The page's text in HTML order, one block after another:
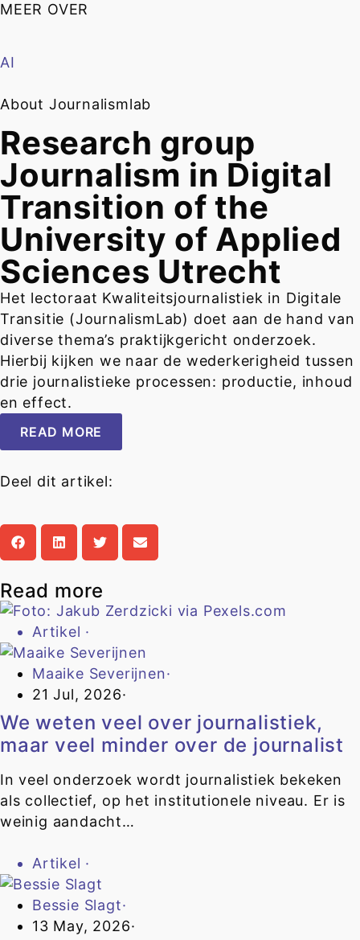
MEER OVER
AI
About Journalismlab
Research group
Journalism in Digital
Transition of the
University of Applied
Sciences Utrecht
Het lectoraat Kwaliteitsjournalistiek in Digitale
Transitie (JournalismLab) doet aan de hand van
diverse thema’s praktijkgericht onderzoek.
Hierbij kijken we naar de wederkerigheid tussen
drie journalistieke processen: productie, inhoud
en effect.
READ MORE
Deel dit artikel:
Read more
Artikel ·
Maaike Severijnen·
21 Jul, 2026·
We weten veel over journalistiek,
maar veel minder over de journalist
In veel onderzoek wordt journalistiek bekeken
als collectief, op het institutionele niveau. Er is
weinig aandacht…
Artikel ·
Bessie Slagt·
13 May, 2026·